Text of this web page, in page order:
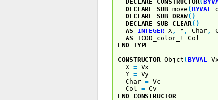
DECLARE
CONSTRUCTOR (
DECLARE SUB move (BYVAL
DECLARE SUB DRAW( )
DECLARE SUB CLEAR ( )
AS
INTEGER X , Y , Char ,
AS TCOD_color_t Col
END TYPE
CONSTRUCTOR Objct (BYVAL
X = Vx
Y = Vy
Char = Vc
Col = Cv
END CONSTRUCTOR